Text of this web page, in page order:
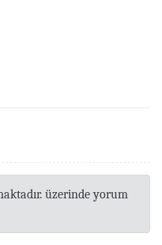
üzerinde yorum